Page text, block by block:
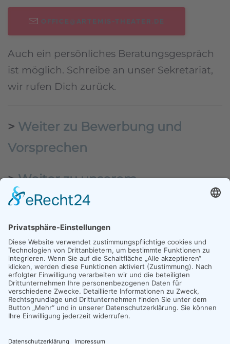
OFFICE@ARTEMIS-THEATER.DE
Auch ein persönliches Beratungsgespräch
ist möglich. Schreibe an unser Sekretariat,
wir rufen Dich zurück.
> Weiter zu Bewerbung und
Vorsprechen
>Weiter zu unserem
Dozententeam
MÜNCHEN INNSBRUCK ESSEN LEIPZIG
IMPRESSUM DATENSCHUTZ LOGIN